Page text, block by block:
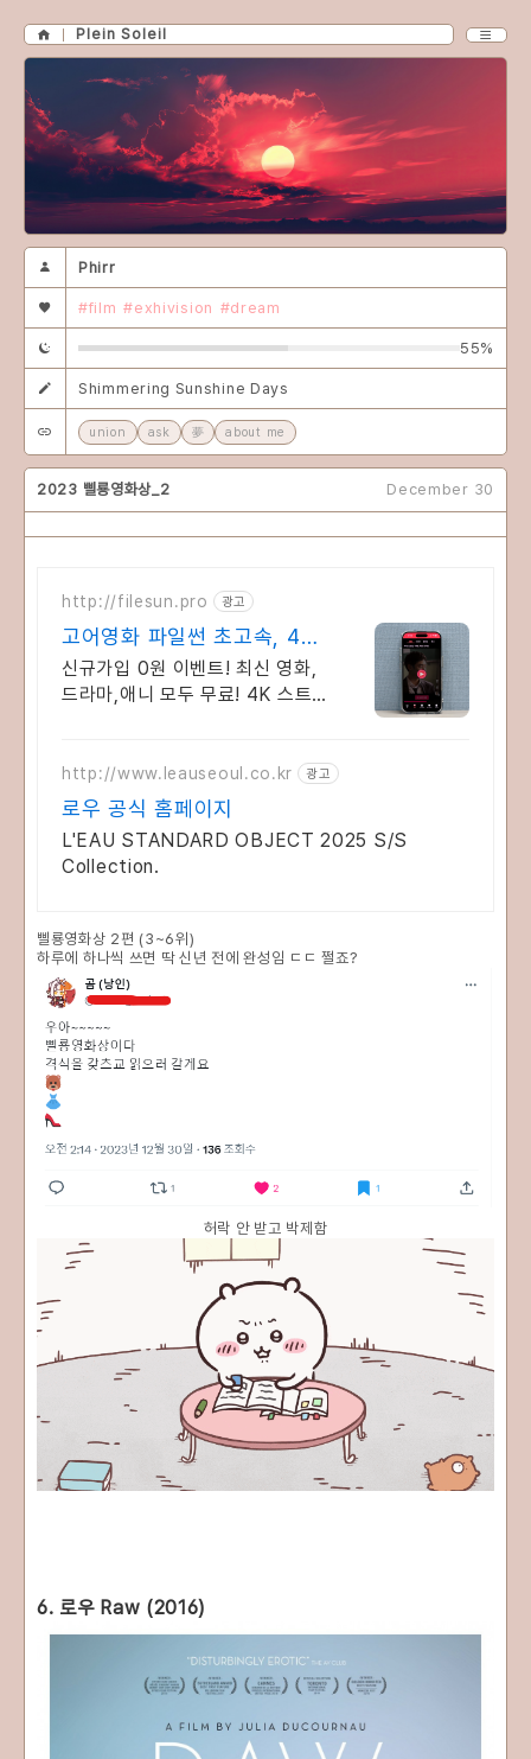
Plein Soleil
Phirr
#film #exhivision #dream
55%
Shimmering Sunshine Days
union ask 夢 about me
2023 삘룡영화상_2 December 30
http://filesun.pro 광고
고어영화 파일썬 초고속, 4K
실시간 보기!
신규가입 0원 이벤트! 최신 영화,
드라마,애니 모두 무료! 4K 스트
http://www.leauseoul.co.kr 광고
로우 공식 홈페이지
L'EAU STANDARD OBJECT 2025 S/S
Collection.
삘룡영화상 2편 (3~6위)
하루에 하나씩 쓰면 딱 신년 전에 완성임 ㄷㄷ 쩔죠?
허락 안 받고 박제함
6. 로우 Raw (2016)